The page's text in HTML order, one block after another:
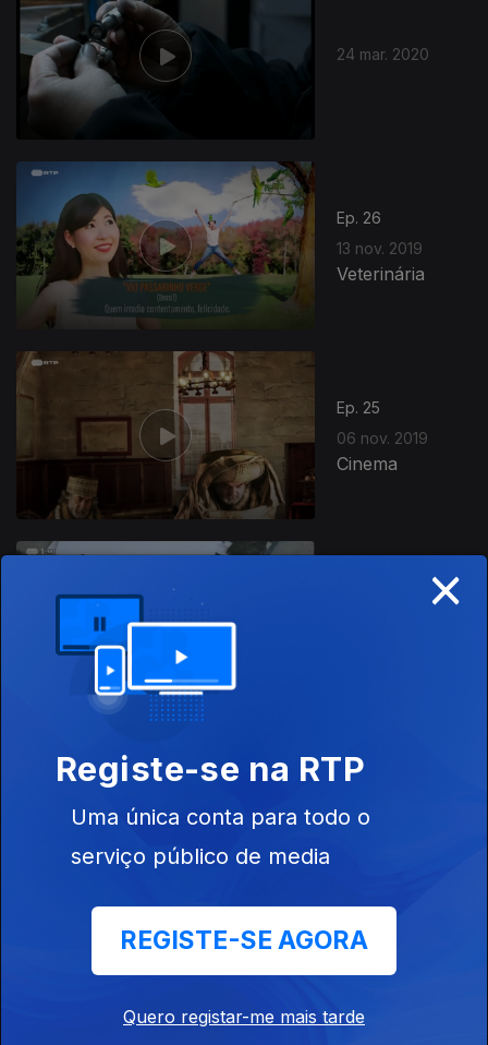
24 mar. 2020
Ep. 26
13 nov. 2019
Veterinária
Ep. 25
06 nov. 2019
Cinema
Ep. 23
23 out. 2019
Presidência
×
Registe-se na RTP
Uma única conta para todo o
serviço público de media
REGISTE-SE AGORA
Quero registar-me mais tarde